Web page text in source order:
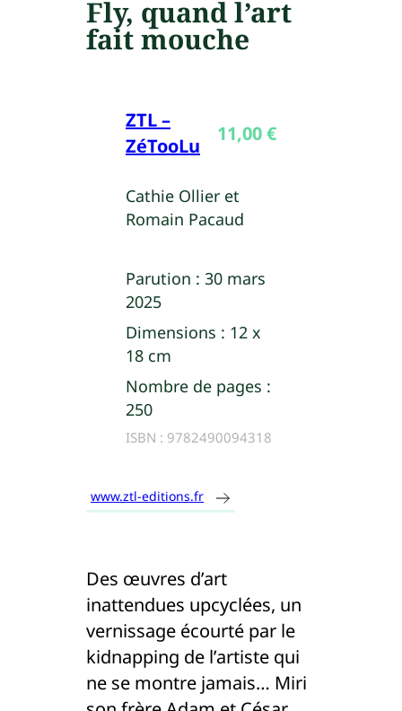
Fly, quand l’art
fait mouche
ZTL –
ZéTooLu
11,00€
Cathie Ollier et
Romain Pacaud
Parution : 30 mars
2025
Dimensions : 12 x
18 cm
Nombre de pages :
250
ISBN : 9782490094318
www.ztl-editions.fr
Des œuvres d’art
inattendues upcyclées, un
vernissage écourté par le
kidnapping de l’artiste qui
ne se montre jamais… Miri